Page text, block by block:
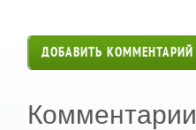
ДОБАВИТЬ КОММЕНТАРИЙ
Комментарии